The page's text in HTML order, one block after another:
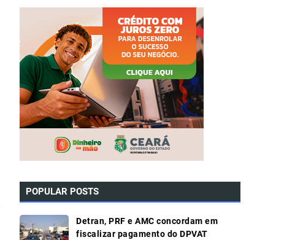
POPULAR POSTS
Detran, PRF e AMC concordam em
fiscalizar pagamento do DPVAT